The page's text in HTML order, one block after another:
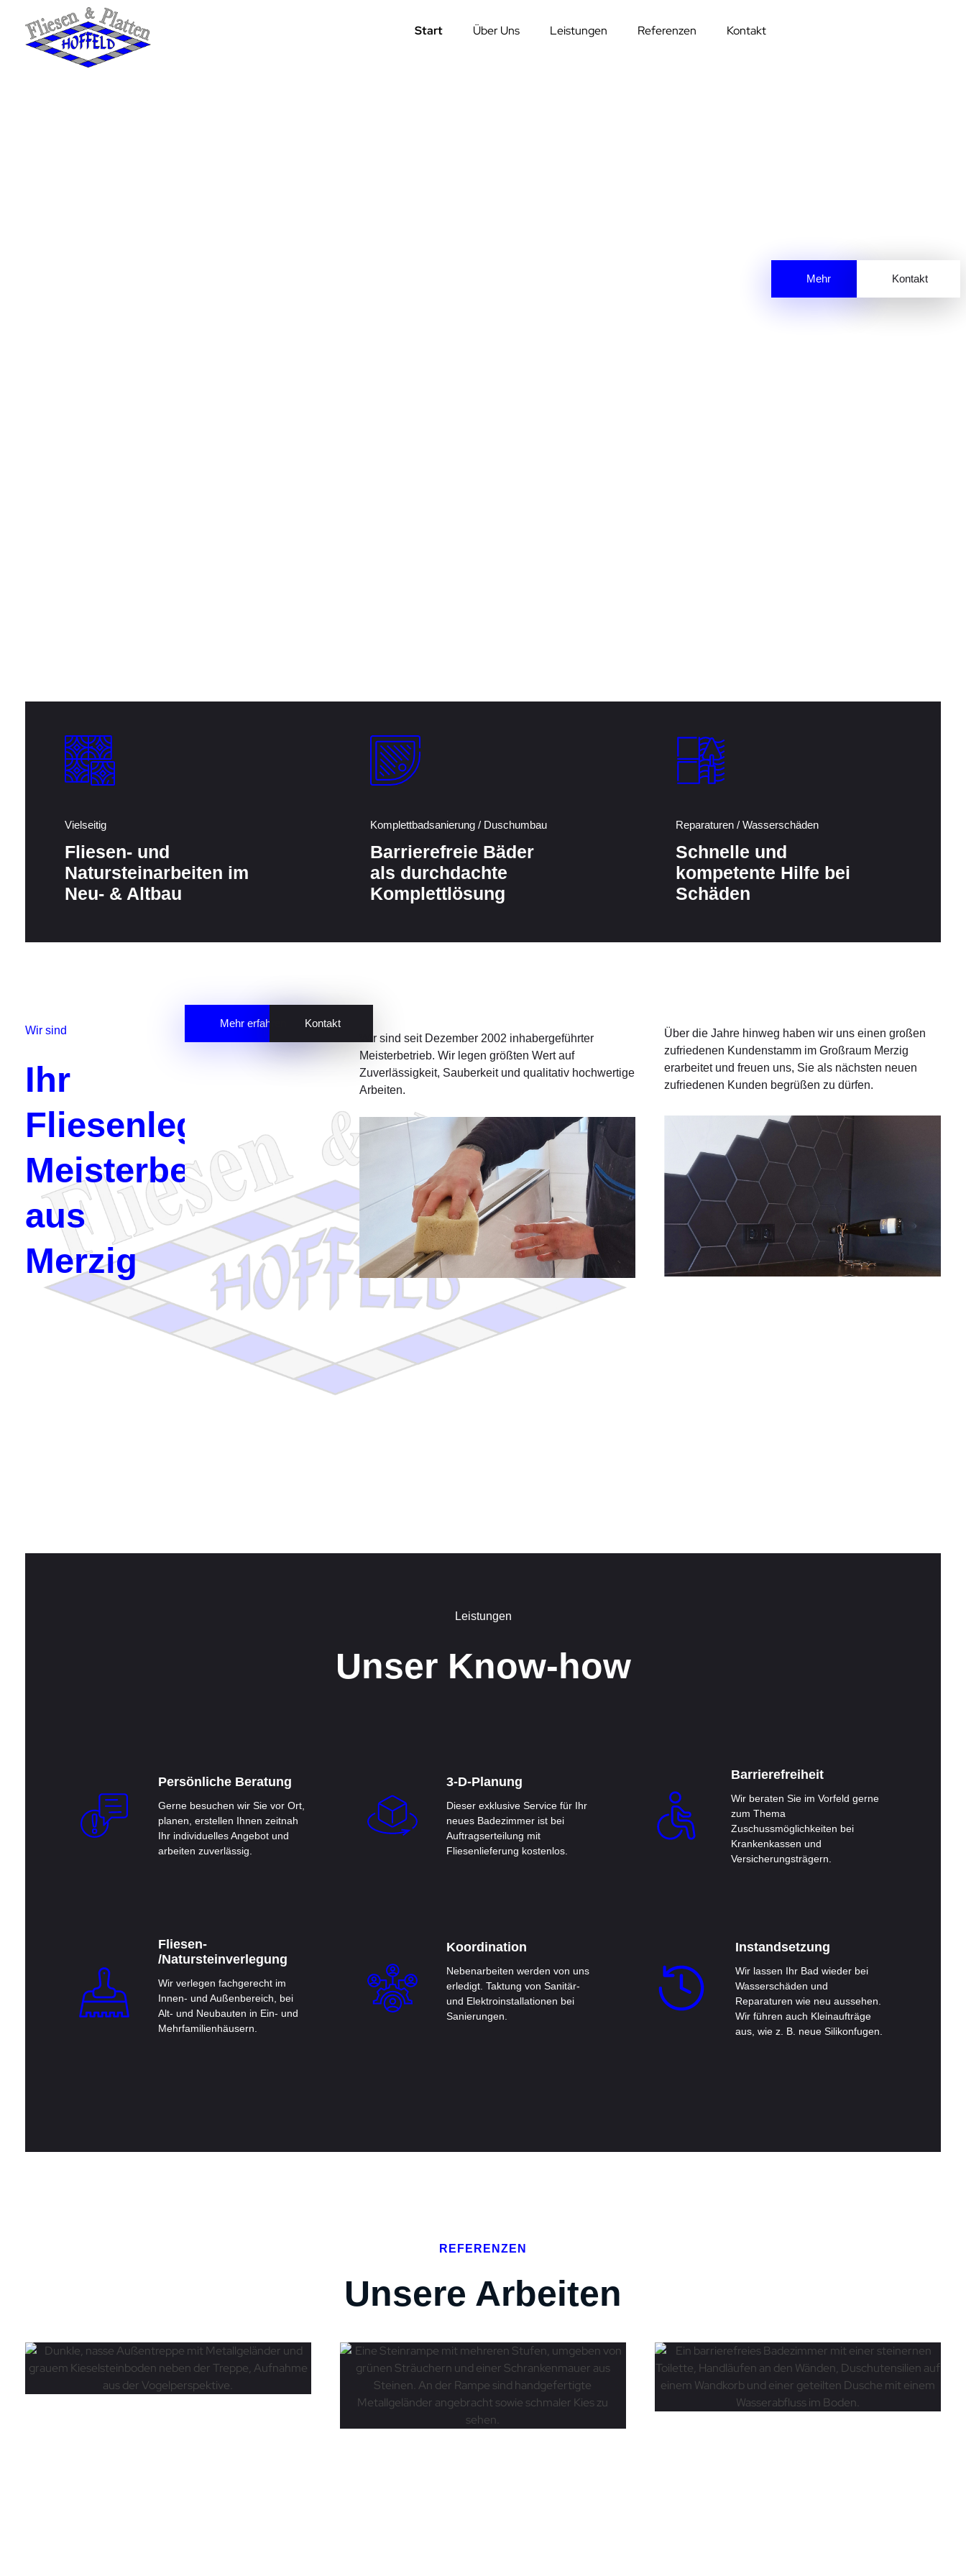
Start Über Uns Leistungen Referenzen Kontakt
Mehr Kontakt
Vielseitig
Fliesen- und
Natursteinarbeiten im
Neu- & Altbau
Komplettbadsanierung / Duschumbau
Barrierefreie Bäder
als durchdachte
Komplettlösung
Reparaturen / Wasserschäden
Schnelle und
kompetente Hilfe bei
Schäden
Wir sind
Ihr
Fliesenleger-
Meisterbetrieb
aus
Merzig
Mehr erfahren
Kontakt
Wir sind seit Dezember 2002 inhabergeführter
Meisterbetrieb. Wir legen größten Wert auf
Zuverlässigkeit, Sauberkeit und qualitativ hochwertige
Arbeiten.
Über die Jahre hinweg haben wir uns einen großen
zufriedenen Kundenstamm im Großraum Merzig
erarbeitet und freuen uns, Sie als nächsten neuen
zufriedenen Kunden begrüßen zu dürfen.
Leistungen
Unser Know-how
Persönliche Beratung
Gerne besuchen wir Sie vor Ort,
planen, erstellen Ihnen zeitnah
Ihr individuelles Angebot und
arbeiten zuverlässig.
3-D-Planung
Dieser exklusive Service für Ihr
neues Badezimmer ist bei
Auftragserteilung mit
Fliesenlieferung kostenlos.
Barrierefreiheit
Wir beraten Sie im Vorfeld gerne
zum Thema
Zuschussmöglichkeiten bei
Krankenkassen und
Versicherungsträgern.
Fliesen-
/Natursteinverlegung
Wir verlegen fachgerecht im
Innen- und Außenbereich, bei
Alt- und Neubauten in Ein- und
Mehrfamilienhäusern.
Koordination
Nebenarbeiten werden von uns
erledigt. Taktung von Sanitär-
und Elektroinstallationen bei
Sanierungen.
Instandsetzung
Wir lassen Ihr Bad wieder bei
Wasserschäden und
Reparaturen wie neu aussehen.
Wir führen auch Kleinaufträge
aus, wie z. B. neue Silikonfugen.
REFERENZEN
Unsere Arbeiten
Elegant nach unten –
Kellertreppe mit Stil
Mehr lesen
Natursteintreppe für
den Außenbereich
Naturstein Treppen
Mehr lesen
Barrierefreies
Badezimmer mit Stil
Mehr lesen